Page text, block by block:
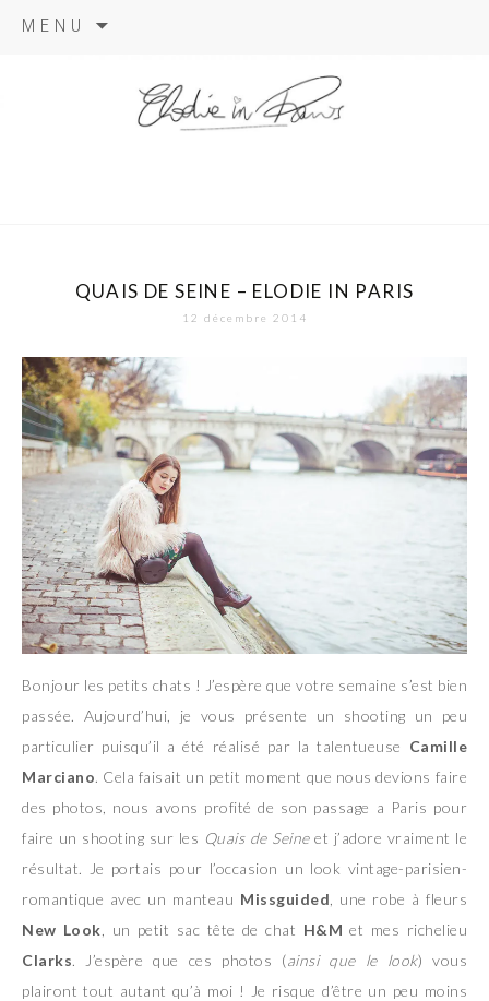
MENU
QUAIS DE SEINE – ELODIE IN PARIS
12 décembre 2014
Bonjour les petits chats ! J’espère que votre semaine s’est bien
passée. Aujourd’hui, je vous présente un shooting un peu
particulier puisqu’il a été réalisé par la talentueuse Camille
Marciano. Cela faisait un petit moment que nous devions faire
des photos, nous avons profité de son passage a Paris pour
faire un shooting sur les Quais de Seineet j’adore vraiment le
résultat. Je portais pour l’occasion un look vintage-parisien-
romantique avec un manteau Missguided , une robe à fleurs
New Look , un petit sac tête de chat H&M et mes richelieu
Clarks. J’espère que ces photos (ainsi que le look) vous
plairont tout autant qu’à moi ! Je risque d’être un peu moins